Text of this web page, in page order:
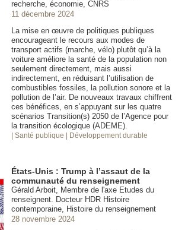
recherche, économie, CNRS
11 décembre 2024
La mise en œuvre de politiques publiques
encourageant le recours aux modes de
transport actifs (marche, vélo) plutôt qu’à la
voiture améliore la santé de la population non
seulement directement, mais aussi
indirectement, en réduisant l’utilisation de
combustibles fossiles, la pollution sonore et la
pollution de l’air. De nouveaux travaux chiffrent
ces bénéfices, en s’appuyant sur les quatre
scénarios Transition(s) 2050 de l’Agence pour
la transition écologique (ADEME).
| Santé publique | Développement durable
États-Unis : Trump à l’assaut de la
communauté du renseignement
Gérald Arboit, Membre de l'axe Etudes du
renseignent. Docteur HDR Histoire
contemporaine, Histoire du renseignement
28 novembre 2024